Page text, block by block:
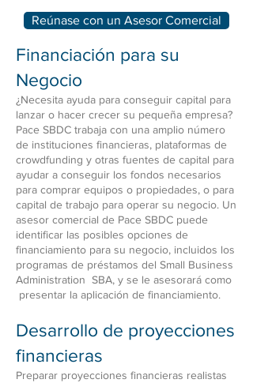
Financiación para su
Negocio
¿Necesita ayuda para conseguir capital para
lanzar o hacer crecer su pequeña empresa?
Pace SBDC trabaja con una amplio número
de instituciones financieras, plataformas de
crowdfunding y otras fuentes de capital para
ayudar a conseguir los fondos necesarios
para comprar equipos o propiedades, o para
capital de trabajo para operar su negocio. Un
asesor comercial de Pace SBDC puede
identificar las posibles opciones de
financiamiento para su negocio, incluidos los
programas de préstamos del Small Business
Administration SBA, y se le asesorará como
presentar la aplicación de financiamiento.
Desarrollo de proyecciones
financieras
Preparar proyecciones financieras realistas
Reúnase con un Asesor Comercial